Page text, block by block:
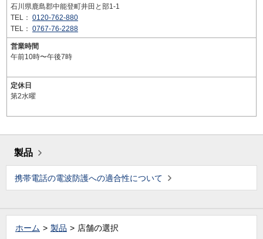
石川県鹿島郡中能登町井田と部1-1
TEL： 0120-762-880
TEL： 0767-76-2288
営業時間
午前10時〜午後7時
定休日
第2水曜
製品
携帯電話の電波防護への適合性について
ホーム 製品 店舗の選択